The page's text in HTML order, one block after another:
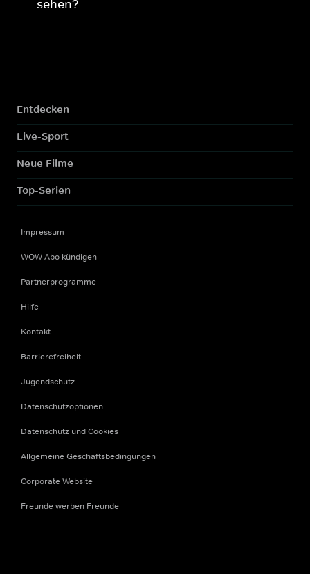
sehen?
Entdecken
Live-Sport
Neue Filme
Top-Serien
Impressum
WOW Abo kündigen
Partnerprogramme
Hilfe
Kontakt
Barrierefreiheit
Jugendschutz
Datenschutzoptionen
Datenschutz und Cookies
Allgemeine Geschäftsbedingungen
Corporate Website
Freunde werben Freunde